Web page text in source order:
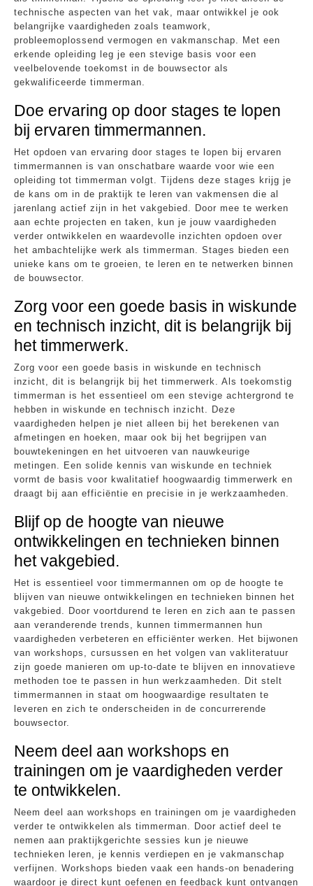
technische aspecten van het vak, maar ontwikkel je ook
belangrijke vaardigheden zoals teamwork,
probleemoplossend vermogen en vakmanschap. Met een
erkende opleiding leg je een stevige basis voor een
veelbelovende toekomst in de bouwsector als
gekwalificeerde timmerman.
Doe ervaring op door stages te lopen
bij ervaren timmermannen.
Het opdoen van ervaring door stages te lopen bij ervaren
timmermannen is van onschatbare waarde voor wie een
opleiding tot timmerman volgt. Tijdens deze stages krijg je
de kans om in de praktijk te leren van vakmensen die al
jarenlang actief zijn in het vakgebied. Door mee te werken
aan echte projecten en taken, kun je jouw vaardigheden
verder ontwikkelen en waardevolle inzichten opdoen over
het ambachtelijke werk als timmerman. Stages bieden een
unieke kans om te groeien, te leren en te netwerken binnen
de bouwsector.
Zorg voor een goede basis in wiskunde
en technisch inzicht, dit is belangrijk bij
het timmerwerk.
Zorg voor een goede basis in wiskunde en technisch
inzicht, dit is belangrijk bij het timmerwerk. Als toekomstig
timmerman is het essentieel om een stevige achtergrond te
hebben in wiskunde en technisch inzicht. Deze
vaardigheden helpen je niet alleen bij het berekenen van
afmetingen en hoeken, maar ook bij het begrijpen van
bouwtekeningen en het uitvoeren van nauwkeurige
metingen. Een solide kennis van wiskunde en techniek
vormt de basis voor kwalitatief hoogwaardig timmerwerk en
draagt bij aan efficiëntie en precisie in je werkzaamheden.
Blijf op de hoogte van nieuwe
ontwikkelingen en technieken binnen
het vakgebied.
Het is essentieel voor timmermannen om op de hoogte te
blijven van nieuwe ontwikkelingen en technieken binnen het
vakgebied. Door voortdurend te leren en zich aan te passen
aan veranderende trends, kunnen timmermannen hun
vaardigheden verbeteren en efficiënter werken. Het bijwonen
van workshops, cursussen en het volgen van vakliteratuur
zijn goede manieren om up-to-date te blijven en innovatieve
methoden toe te passen in hun werkzaamheden. Dit stelt
timmermannen in staat om hoogwaardige resultaten te
leveren en zich te onderscheiden in de concurrerende
bouwsector.
Neem deel aan workshops en
trainingen om je vaardigheden verder
te ontwikkelen.
Neem deel aan workshops en trainingen om je vaardigheden
verder te ontwikkelen als timmerman. Door actief deel te
nemen aan praktijkgerichte sessies kun je nieuwe
technieken leren, je kennis verdiepen en je vakmanschap
verfijnen. Workshops bieden vaak een hands-on benadering
waardoor je direct kunt oefenen en feedback kunt ontvangen